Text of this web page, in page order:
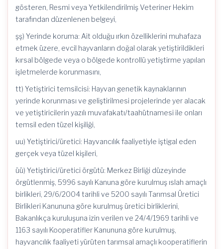
gösteren, Resmi veya Yetkilendirilmiş Veteriner Hekim
tarafından düzenlenen belgeyi,
şş) Yerinde koruma: Ait olduğu ırkın özelliklerini muhafaza
etmek üzere, evcil hayvanların doğal olarak yetiştirildikleri
kırsal bölgede veya o bölgede kontrollü yetiştirme yapılan
işletmelerde korunmasını,
tt) Yetiştirici temsilcisi: Hayvan genetik kaynaklarının
yerinde korunması ve geliştirilmesi projelerinde yer alacak
ve yetiştiricilerin yazılı muvafakatı/taahütnamesi ile onları
temsil eden tüzel kişiliği,
uu) Yetiştirici/üretici: Hayvancılık faaliyetiyle iştigal eden
gerçek veya tüzel kişileri,
üü) Yetiştirici/üretici örgütü: Merkez Birliği düzeyinde
örgütlenmiş, 5996 sayılı Kanuna göre kurulmuş ıslah amaçlı
birlikleri, 29/6/2004 tarihli ve 5200 sayılı Tarımsal Üretici
Birlikleri Kanununa göre kurulmuş üretici birliklerini,
Bakanlıkça kuruluşuna izin verilen ve 24/4/1969 tarihli ve
1163 sayılı Kooperatifler Kanununa göre kurulmuş,
hayvancılık faaliyeti yürüten tarımsal amaçlı kooperatiflerin